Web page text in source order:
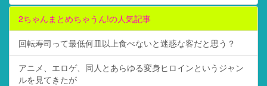
2ちゃんまとめちゃうん!の人気記事
回転寿司って最低何皿以上食べないと迷惑な客だと思う？
アニメ、エロゲ、同人とあらゆる変身ヒロインというジャン
ルを見てきたが